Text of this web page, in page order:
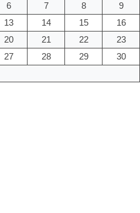
6 7 8
9
13 14 15
16
20 21 22
23
27 28 29
30